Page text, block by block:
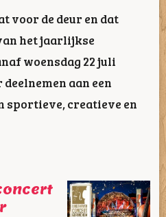
voor de deur en dat
het jaarlijkse
woensdag 22 juli
aan een
sportieve, creatieve en